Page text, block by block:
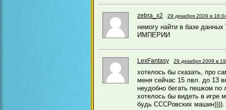
zebra_x2 29 декабря 2009 в
немогу найти в базе
ИМПЕРИИ
LexFantasy 29 декабря 2009 в
хотелось бы сказать, про
меня сейчас 15 лвл. до 13
неудобно бегать пешком по
хотелось бы видеть в игре
будь СССРовских